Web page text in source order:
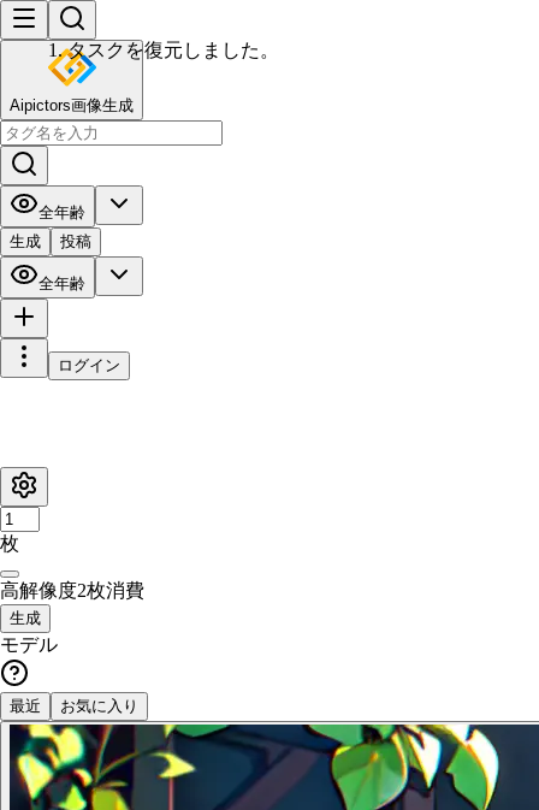
Aipictors画像生成
全年齢
生成
投稿
全年齢
ログイン
枚
高解像度2枚消費
生成
モデル
最近 お気に入り